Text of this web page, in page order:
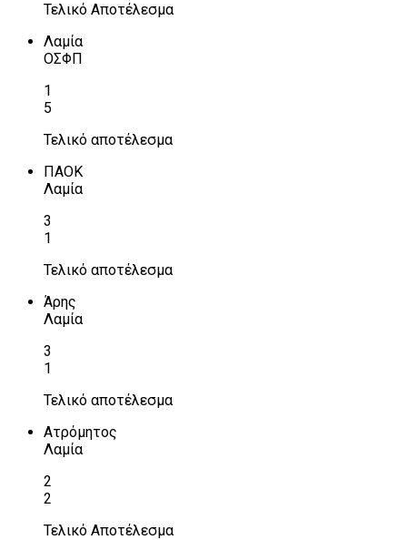
Τελικό Αποτέλεσμα
Λαμία
ΟΣΦΠ
1
5
Τελικό αποτέλεσμα
ΠΑΟΚ
Λαμία
3
1
Τελικό αποτέλεσμα
Άρης
Λαμία
3
1
Τελικό αποτέλεσμα
Ατρόμητος
Λαμία
2
2
Τελικό Αποτέλεσμα